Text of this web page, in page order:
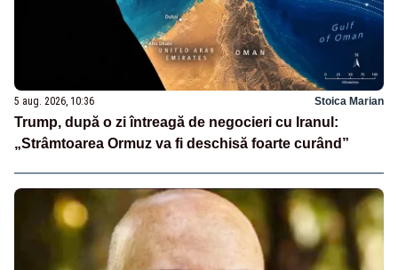
5 aug. 2026, 10:36 Stoica Marian
Trump, după o zi întreagă de negocieri cu Iranul:
„Strâmtoarea Ormuz va fi deschisă foarte curând”